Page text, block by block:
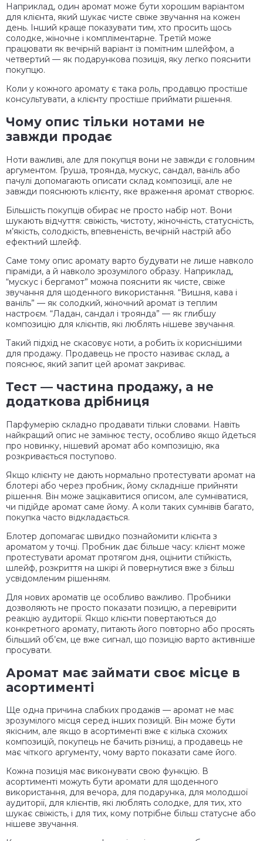
Наприклад, один аромат може бути хорошим варіантом
для клієнта, який шукає чисте свіже звучання на кожен
день. Інший краще показувати тим, хто просить щось
солодке, жіночне і компліментарне. Третій може
працювати як вечірній варіант із помітним шлейфом, а
четвертий — як подарункова позиція, яку легко пояснити
покупцю.
Коли у кожного аромату є така роль, продавцю простіше
консультувати, а клієнту простіше приймати рішення.
Чому опис тільки нотами не
завжди продає
Ноти важливі, але для покупця вони не завжди є головним
аргументом. Груша, троянда, мускус, сандал, ваніль або
пачулі допомагають описати склад композиції, але не
завжди пояснюють клієнту, яке враження аромат створює.
Більшість покупців обирає не просто набір нот. Вони
шукають відчуття: свіжість, чистоту, жіночність, статусність,
м’якість, солодкість, впевненість, вечірній настрій або
ефектний шлейф.
Саме тому опис аромату варто будувати не лише навколо
піраміди, а й навколо зрозумілого образу. Наприклад,
“мускус і бергамот” можна пояснити як чисте, свіже
звучання для щоденного використання. “Вишня, кава і
ваніль” — як солодкий, жіночний аромат із теплим
настроєм. “Ладан, сандал і троянда” — як глибшу
композицію для клієнтів, які люблять нішеве звучання.
Такий підхід не скасовує ноти, а робить їх кориснішими
для продажу. Продавець не просто називає склад, а
пояснює, який запит цей аромат закриває.
Тест — частина продажу, а не
додаткова дрібниця
Парфумерію складно продавати тільки словами. Навіть
найкращий опис не замінює тесту, особливо якщо йдеться
про новинку, нішевий аромат або композицію, яка
розкривається поступово.
Якщо клієнту не дають нормально протестувати аромат на
блотері або через пробник, йому складніше прийняти
рішення. Він може зацікавитися описом, але сумніватися,
чи підійде аромат саме йому. А коли таких сумнівів багато,
покупка часто відкладається.
Блотер допомагає швидко познайомити клієнта з
ароматом у точці. Пробник дає більше часу: клієнт може
протестувати аромат протягом дня, оцінити стійкість,
шлейф, розкриття на шкірі й повернутися вже з більш
усвідомленим рішенням.
Для нових ароматів це особливо важливо. Пробники
дозволяють не просто показати позицію, а перевірити
реакцію аудиторії. Якщо клієнти повертаються до
конкретного аромату, питають його повторно або просять
більший об’єм, це вже сигнал, що позицію варто активніше
просувати.
Аромат має займати своє місце в
асортименті
Ще одна причина слабких продажів — аромат не має
зрозумілого місця серед інших позицій. Він може бути
якісним, але якщо в асортименті вже є кілька схожих
композицій, покупець не бачить різниці, а продавець не
має чіткого аргументу, чому варто показати саме його.
Кожна позиція має виконувати свою функцію. В
асортименті можуть бути аромати для щоденного
використання, для вечора, для подарунка, для молодшої
аудиторії, для клієнтів, які люблять солодке, для тих, хто
шукає свіжість, і для тих, кому потрібне більш статусне або
нішеве звучання.